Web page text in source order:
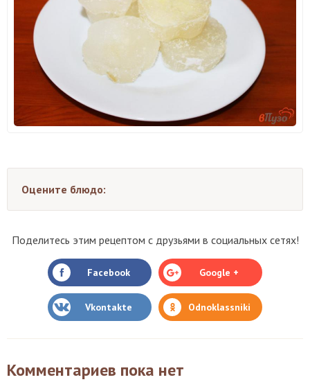
Оцените блюдо:
Поделитесь этим рецептом с друзьями в социальных сетях!
Facebook Google +
Vkontakte Odnoklassniki
Комментариев пока нет